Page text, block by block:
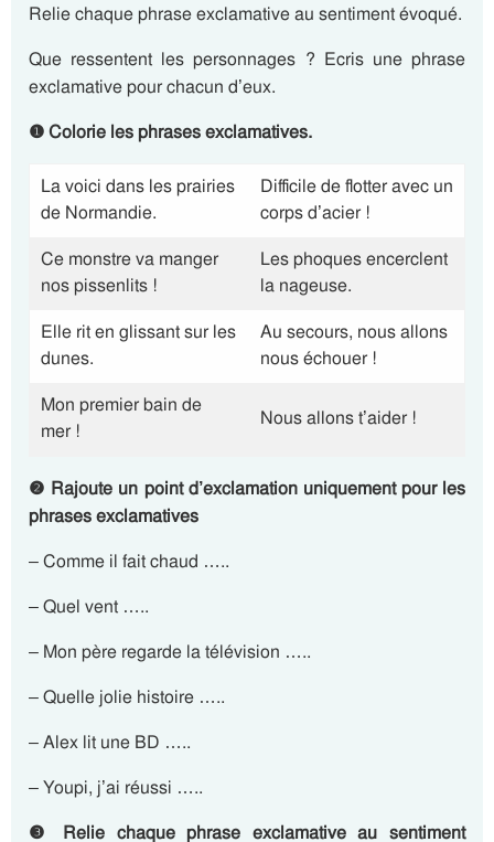
Relie chaque phrase exclamative au sentiment évoqué.
Que ressentent les personnages ? Ecris une phrase
exclamative pour chacun d’eux.
❶Colorie les phrases exclamatives.
La voici dans les prairies
de Normandie.
Difficile de flotter avec un
corps d’acier !
Ce monstre va manger
nos pissenlits !
Les phoques encerclent
la nageuse.
Elle rit en glissant sur les
dunes.
Au secours, nous allons
nous échouer !
Mon premier bain de
mer !
Nous allons t’aider !
❷ Rajoute un point d’exclamation uniquement pour les
phrases exclamatives
– Comme il fait chaud …..
– Quel vent …..
– Mon père regarde la télévision …..
– Quelle jolie histoire …..
– Alex lit une BD …..
– Youpi, j’ai réussi …..
❸
Relie chaque phrase exclamative au sentiment